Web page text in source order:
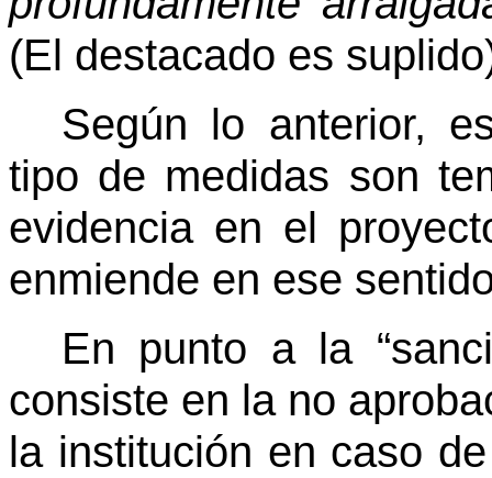
(El destacado es
Según lo anterior,
tipo de medidas son
evidencia en el
enmiende en ese
En punto a la
consiste en la no
la institución en caso